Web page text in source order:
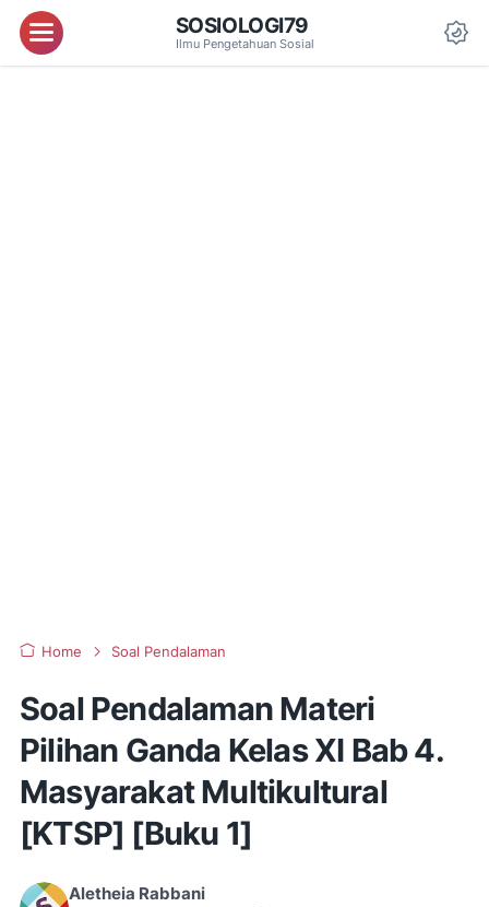
Menu SOSIOLOGI79
Ilmu Pengetahuan Sosial
Home Soal Pendalaman
Soal Pendalaman Materi
Pilihan Ganda Kelas XI Bab 4.
Masyarakat Multikultural
[KTSP] [Buku 1]
Aletheia Rabbani